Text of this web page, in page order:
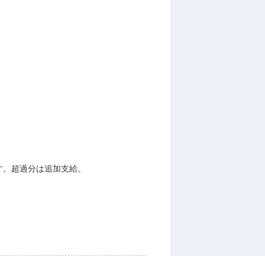
超過分は追加支給。